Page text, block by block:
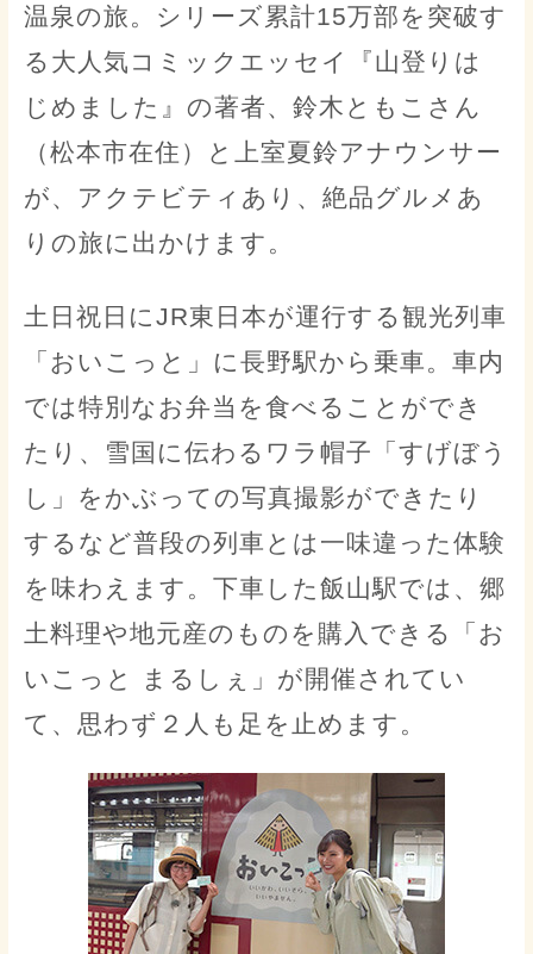
温泉の旅。シリーズ累計15万部を突破す
る大人気コミックエッセイ『山登りは
じめました』の著者、鈴木ともこさん
（松本市在住）と上室夏鈴アナウンサー
が、アクテビティあり、絶品グルメあ
りの旅に出かけます。
土日祝日にJR東日本が運行する観光列車
「おいこっと」に長野駅から乗車。車内
では特別なお弁当を食べることができ
たり、雪国に伝わるワラ帽子「すげぼう
し」をかぶっての写真撮影ができたり
するなど普段の列車とは一味違った体験
を味わえます。下車した飯山駅では、郷
土料理や地元産のものを購入できる「お
いこっと まるしぇ」が開催されてい
て、思わず２人も足を止めます。